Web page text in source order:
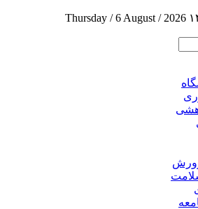
Thursday / 6 August / 2026